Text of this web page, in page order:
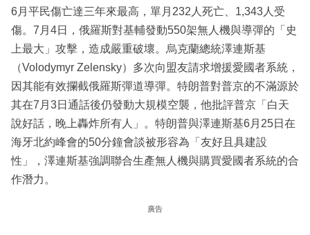
6月平民傷亡達三年來最高，單月232人死亡、1,343人受
傷。7月4日，俄羅斯對基輔發動550架無人機與導彈的「史
上最大」攻擊，造成嚴重破壞。烏克蘭總統澤連斯基
（Volodymyr Zelensky）多次向盟友請求增援愛國者系統，
因其能有效攔截俄羅斯彈道導彈。特朗普對普京的不滿源於
其在7月3日通話後仍發動大規模空襲，他批評普京「白天
說好話，晚上轟炸所有人」。特朗普與澤連斯基6月25日在
海牙北約峰會的50分鐘會談被形容為「友好且具建設
性」，澤連斯基強調聯合生產無人機與購買愛國者系統的合
作潛力。
廣告